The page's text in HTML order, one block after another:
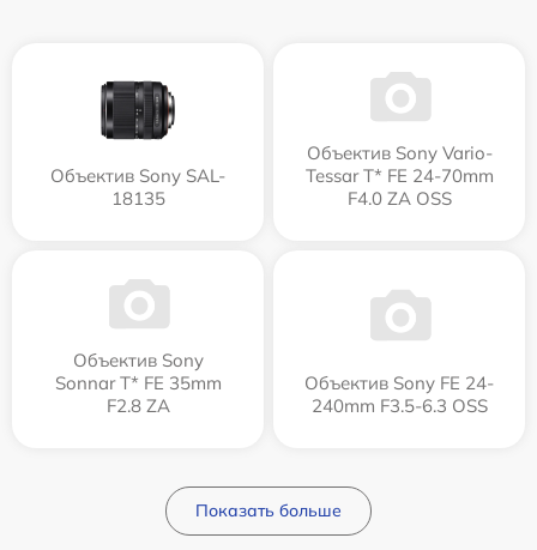
Объектив Sony SAL-
18135
Объектив Sony Vario-
Tessar T* FE 24-70mm
F4.0 ZA OSS
Объектив Sony
Sonnar T* FE 35mm
F2.8 ZA
Объектив Sony FE 24-
240mm F3.5-6.3 OSS
Показать больше